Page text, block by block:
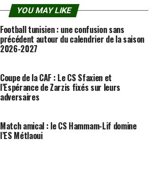
YOU MAY LIKE
Football tunisien : une confusion sans
précédent autour du calendrier de la saison
2026-2027
Coupe de la CAF : Le CS Sfaxien et
l’Espérance de Zarzis fixés sur leurs
adversaires
Match amical : le CS Hammam-Lif domine
l’ES Métlaoui